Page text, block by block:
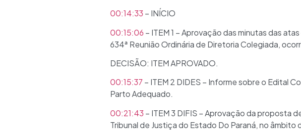
00:14:33 – INÍCIO
00:15:06 – ITEM 1 – Aprovação das minutas das
634ª Reunião Ordinária de Diretoria Colegiada,
DECISÃO: ITEM APROVADO.
00:15:37 – ITEM 2 DIDES – Informe sobre o Edital
Parto Adequado.
00:21:43 – ITEM 3 DIFIS – Aprovação da proposta
Tribunal de Justiça do Estado Do Paraná, no âmbito